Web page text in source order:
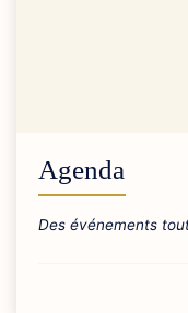
Agenda
Des événements